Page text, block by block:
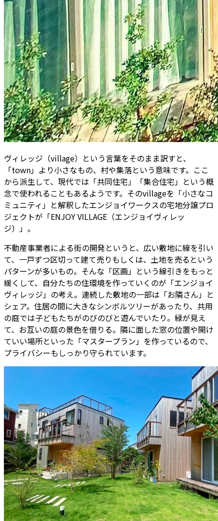
ヴィレッジ（village）という言葉をそのまま訳すと、
「town」より小さなもの、村や集落という意味です。ここ
から派生して、現代では「共同住宅」「集合住宅」という概
念で使われることもあるようです。そのvillageを「小さなコ
ミュニティ」と解釈したエンジョイワークスの宅地分譲プロ
ジェクトが「ENJOY VILLAGE（エンジョイヴィレッ
ジ）」。
不動産事業者による街の開発というと、広い敷地に線を引い
て、一戸ずつ区切って建て売りもしくは、土地を売るという
パターンが多いもの。そんな「区画」という線引きをもっと
緩くして、自分たちの住環境を作っていくのが「エンジョイ
ヴィレッジ」の考え。連続した敷地の一部は「お隣さん」と
シェア。住居の間に大きなシンボルツリーがあったり、共用
の庭では子どもたちがのびのびと遊んでいたり。緑が見え
て、お互いの庭の景色を借りる。隣に面した窓の位置や開け
ていい場所といった「マスタープラン」を作っているので、
プライバシーもしっかり守られています。